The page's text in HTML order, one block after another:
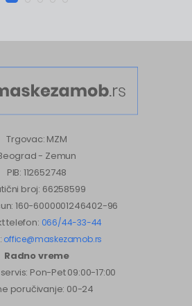
Trgovac: MZM
- Zemun
PIB: 112652748
broj: 66258599
160-6000001246402-96
telefon: 066/44-33-44
office@maskezamob.rs
Radno vreme
Pon-Pet 09:00-17:00
poručivanje: 00-24